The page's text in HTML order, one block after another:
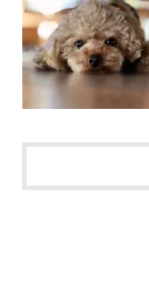
ったんリセット
外出の際も、鍵
いいます。外出
帰宅の際も特に